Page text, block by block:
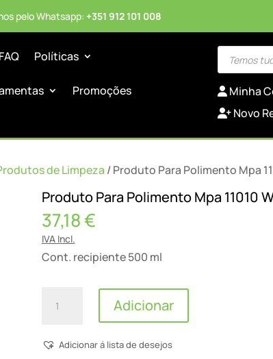
pelo Whatsapp: +351 912 101 008
FAQ Políticas Products
search
Promoções
Minha
Novo
de Limpeza / Produto Para Polimento Mpa
Produto Para Polimento Mpa 11010
37,18€
IVA Incl.
Cont. recipiente 500 ml
Quantidade
Para
Adicionar
Adicionar á lista de desejos